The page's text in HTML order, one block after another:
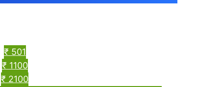
₹ 501
₹ 1100
₹ 2100